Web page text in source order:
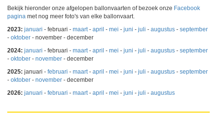
Bekijk hieronder onze afgelopen ballonvaarten of bezoek onze Facebook
pagina met nog meer foto's van elke ballonvaart.
2023: januari - februari - maart- april - mei - juni - juli - augustus - september
- oktober - november - december
2024: januari - februari - maart- april - mei - juni - juli - augustus - september
- oktober - november - december
2025: januari - februari - maart- april - mei - juni - juli - augustus - september
- oktober - november - december
2026: januari - februari - maart- april - mei - juni - juli - augustus